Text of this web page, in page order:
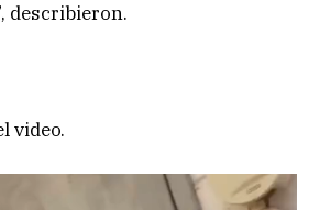
describieron.
video.